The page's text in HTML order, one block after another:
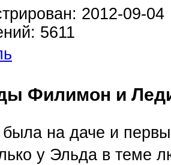
2012-09-04
5611
Филимон и
была на даче и
у Эльда в теме